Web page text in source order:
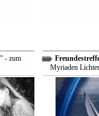
- zum
Myriaden